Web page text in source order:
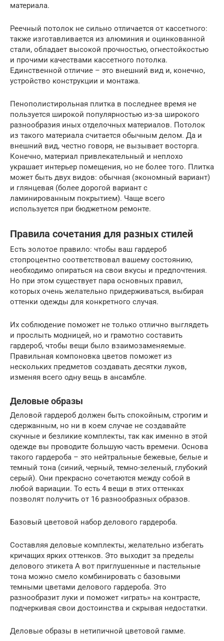
материала.
Реечный потолок не сильно отличается от кассетного:
также изготавливается из алюминия и оцинкованной
стали, обладает высокой прочностью, огнестойкостью
и прочими качествами кассетного потолка.
Единственной отличие – это внешний вид и, конечно,
устройство конструкции и монтажа.
Пенополистирольная плитка в последнее время не
пользуется широкой популярностью из-за широкого
разнообразия иных отделочных материалов. Потолок
из такого материала считается обычным делом. Да и
внешний вид, честно говоря, не вызывает восторга.
Конечно, материал привлекательный и неплохо
украшает интерьер помещения, но не более того. Плитка
может быть двух видов: обычная (экономный вариант)
и глянцевая (более дорогой вариант с
ламинированным покрытием). Чаще всего
используется при бюджетном ремонте.
Правила сочетания для разных стилей
Есть золотое правило: чтобы ваш гардероб
стопроцентно соответствовал вашему состоянию,
необходимо опираться на свои вкусы и предпочтения.
Но при этом существует пара основных правил,
которых очень желательно придерживаться, выбирая
оттенки одежды для конкретного случая.
Их соблюдение поможет не только отлично выглядеть
и прослыть модницей, но и грамотно составить
гардероб, чтобы вещи было взаимозаменяемые.
Правильная компоновка цветов поможет из
нескольких предметов создавать десятки луков,
изменяя всего одну вещь в ансамбле.
Деловые образы
Деловой гардероб должен быть спокойным, строгим и
сдержанным, но ни в коем случае не создавайте
скучные и безликие комплекты, так как именно в этой
одежде вы проводите большую часть времени. Основа
такого гардероба – это нейтральные бежевые, белые и
темный тона (синий, черный, темно-зеленый, глубокий
серый). Они прекрасно сочетаются между собой в
любой вариации. То есть 4 вещи в этих оттенках
позволят получить от 16 разнообразных образов.
Базовый цветовой набор делового гардероба.
Составляя деловые комплекты, желательно избегать
кричащих ярких оттенков. Это выходит за пределы
делового этикета А вот приглушенные и пастельные
тона можно смело комбинировать с базовыми
темными цветами делового гардероба. Это
разнообразит луки и поможет «играть» на контрасте,
подчеркивая свои достоинства и скрывая недостатки.
Деловые образы в нетипичной цветовой гамме.